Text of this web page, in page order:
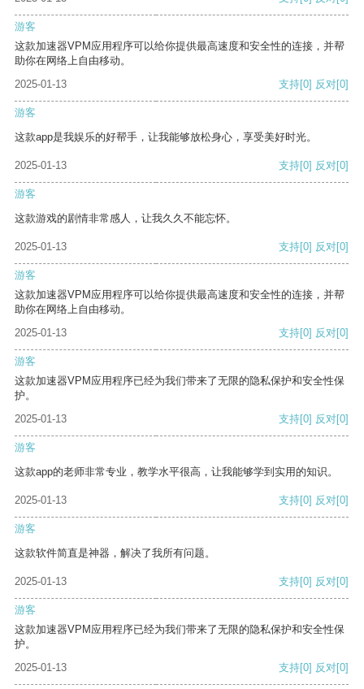
游客
这款加速器VPM应用程序可以给你提供最高速度和安全性的连接，并帮
助你在网络上自由移动。
2025-01-13
支持[0] 反对[0]
游客
这款app是我娱乐的好帮手，让我能够放松身心，享受美好时光。
2025-01-13 支持[0] 反对[0]
游客
这款游戏的剧情非常感人，让我久久不能忘怀。
2025-01-13 支持[0] 反对[0]
游客
这款加速器VPM应用程序可以给你提供最高速度和安全性的连接，并帮
助你在网络上自由移动。
2025-01-13
支持[0] 反对[0]
游客
这款加速器VPM应用程序已经为我们带来了无限的隐私保护和安全性保
护。
2025-01-13
支持[0] 反对[0]
游客
这款app的老师非常专业，教学水平很高，让我能够学到实用的知识。
2025-01-13 支持[0] 反对[0]
游客
这款软件简直是神器，解决了我所有问题。
2025-01-13 支持[0] 反对[0]
游客
这款加速器VPM应用程序已经为我们带来了无限的隐私保护和安全性保
护。
2025-01-13
支持[0] 反对[0]